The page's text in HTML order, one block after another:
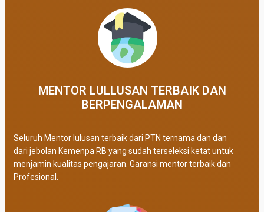
MENTOR LULLUSAN TERBAIK DAN
BERPENGALAMAN
Seluruh Mentor lulusan terbaik dari PTN ternama dan dan
dari jebolan Kemenpa RB yang sudah terseleksi ketat untuk
menjamin kualitas pengajaran. Garansi mentor terbaik dan
Profesional.